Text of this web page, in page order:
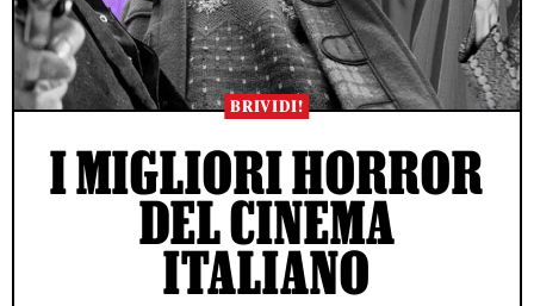
BRIVIDI!
I MIGLIORI HORROR
DEL CINEMA
ITALIANO